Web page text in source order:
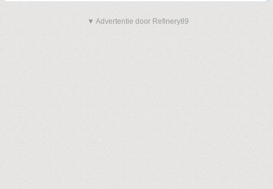
▼ Advertentie door Refinery89